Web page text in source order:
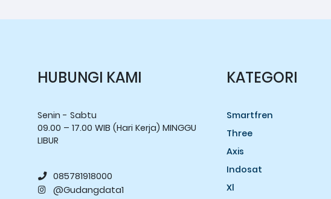
HUBUNGI KAMI
Senin - Sabtu
09.00 – 17.00 WIB (Hari Kerja) MINGGU
LIBUR
085781918000
@Gudangdata1
KATEGORI
Smartfren
Three
Axis
Indosat
Xl